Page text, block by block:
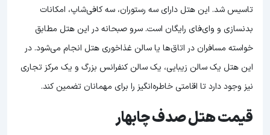
تاسیس شد. این هتل دارای سه رستوران، سه کافی‌شاپ، امکانات
بدنسازی و وای‌فای رایگان است. سرو صبحانه در این هتل مطابق
خواسته مسافران در اتاق‌ها یا سالن غذاخوری هتل انجام می‌شود. در
این هتل یک سالن زیبایی، یک سالن کنفرانس بزرگ و یک مرکز تجاری
نیز وجود دارد تا اقامتی خاطره‌انگیز را برای مهمانان تضمین کند.
قیمت هتل صدف چابهار